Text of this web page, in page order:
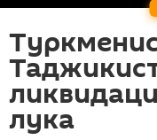
лука